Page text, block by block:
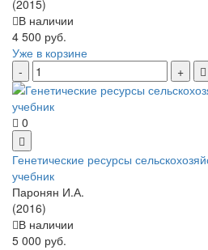
(2015)
В наличии
4 500 руб.
Уже в корзине
0
Генетические ресурсы
учебник
Паронян И.А.
(2016)
В наличии
5 000 руб.